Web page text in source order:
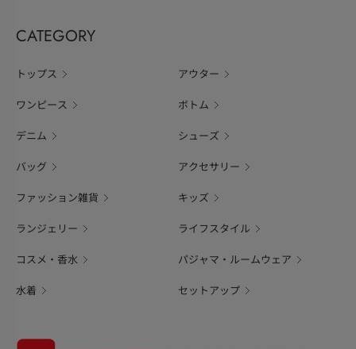
CATEGORY
トップス アウター
ワンピース ボトム
デニム シューズ
バッグ アクセサリー
ファッション雑貨 キッズ
ランジェリー ライフスタイル
コスメ・香水 パジャマ・ルームウェア
水着 セットアップ